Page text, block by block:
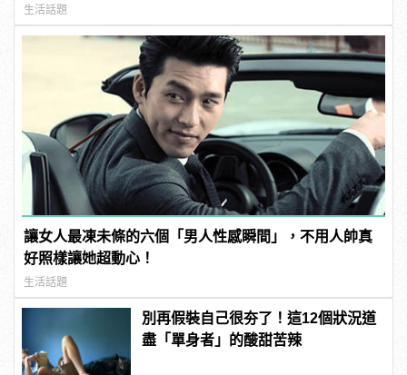
生活話題
讓女人最凍未條的六個「男人性感瞬間」，不用人帥真
好照樣讓她超動心！
生活話題
別再假裝自己很夯了！這12個狀況道
盡「單身者」的酸甜苦辣